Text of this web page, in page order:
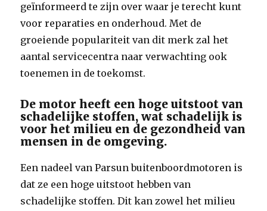
geïnformeerd te zijn over waar je terecht kunt
voor reparaties en onderhoud. Met de
groeiende populariteit van dit merk zal het
aantal servicecentra naar verwachting ook
toenemen in de toekomst.
De motor heeft een hoge uitstoot van
schadelijke stoffen, wat schadelijk is
voor het milieu en de gezondheid van
mensen in de omgeving.
Een nadeel van Parsun buitenboordmotoren is
dat ze een hoge uitstoot hebben van
schadelijke stoffen. Dit kan zowel het milieu